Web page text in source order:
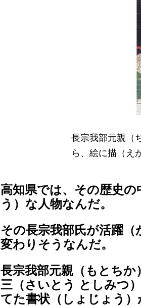
長宗我部元親（
ら、絵に描（え
高知県では、その歴史
う）な人物なんだ。
その長宗我部氏が活躍
変わりそうなんだ。
長宗我部元親（もとち
三（さいとう としみつ
てた書状（しょじょう